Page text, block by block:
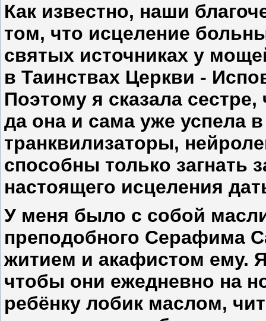
Как известно, наши
том, что исцеление
святых источниках у
в Таинствах Церкви -
Поэтому я сказала
да она и сама уже успела
транквилизаторы,
способны только загнать
настоящего исцеления
У меня было с собой
преподобного Серафима
житием и акафистом ему. Я
чтобы они ежедневно на
ребёнку лобик маслом,